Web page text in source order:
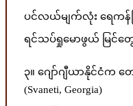
ပင်လယ်မျက်လုံး ရေကန်ပ
ရင်သပ်ရှုမောဖွယ် မြင်တွ
၃။ ဂျော်ဂျီယာနိုင်ငံက တော
(Svaneti, Georgia)